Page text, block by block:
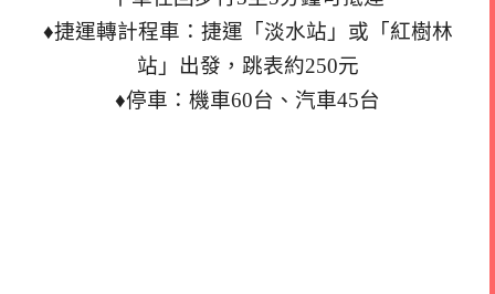
♦捷運轉計程車：捷運「淡水站」或「紅樹林
站」出發，跳表約250元
♦停車：機車60台、汽車45台